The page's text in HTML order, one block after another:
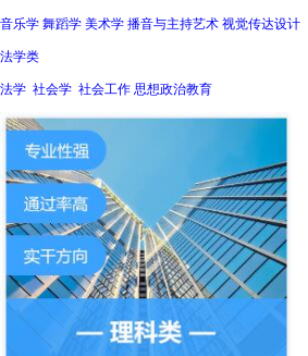
音乐学 舞蹈学 美术学 播音与主持艺术 视觉传达设计
法学类
法学 社会学 社会工作 思想政治教育